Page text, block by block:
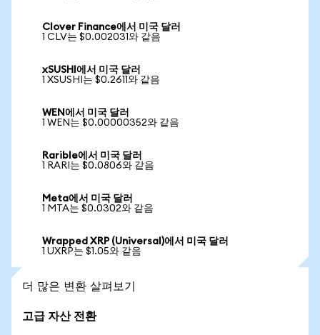
Clover Finance에서 미국 달러
1 CLV는 $0.002031와 같음
xSUSHI에서 미국 달러
1 XSUSHI는 $0.2611와 같음
WEN에서 미국 달러
1 WEN는 $0.00000352와 같음
Rarible에서 미국 달러
1 RARI는 $0.0806와 같음
Meta에서 미국 달러
1 MTA는 $0.0302와 같음
Wrapped XRP (Universal)에서 미국 달러
1 UXRP는 $1.05와 같음
더 많은 변환 살펴보기
고급 자산 전환